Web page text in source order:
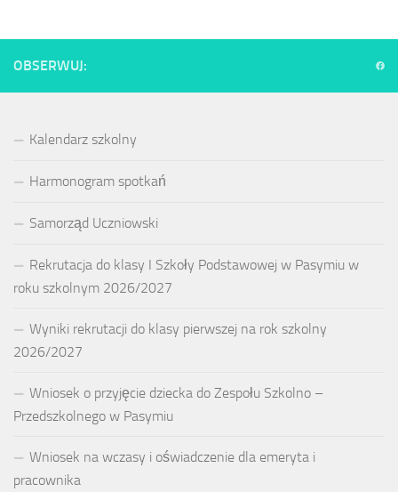
OBSERWUJ:
Kalendarz szkolny
Harmonogram spotkań
Samorząd Uczniowski
Rekrutacja do klasy I Szkoły Podstawowej w Pasymiu w
roku szkolnym 2026/2027
Wyniki rekrutacji do klasy pierwszej na rok szkolny
2026/2027
Wniosek o przyjęcie dziecka do Zespołu Szkolno –
Przedszkolnego w Pasymiu
Wniosek na wczasy i oświadczenie dla emeryta i
pracownika